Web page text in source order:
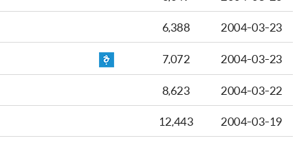
6,388
2004-03-23
7,072
2004-03-23
8,623
2004-03-22
12,443
2004-03-19